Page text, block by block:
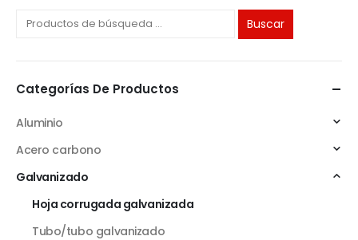
Buscar
Categorías De Productos
Aluminio
Acero carbono
Galvanizado
Hoja corrugada galvanizada
Tubo/tubo galvanizado